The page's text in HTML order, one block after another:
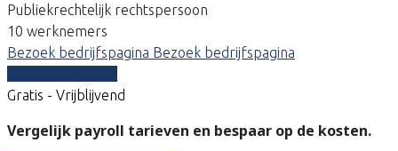
Publiekrechtelijk rechtspersoon
10 werknemers
Bezoek bedrijfspagina Bezoek bedrijfspagina
Gratis - Vrijblijvend
Vergelijk payroll tarieven en bespaar op de kosten.